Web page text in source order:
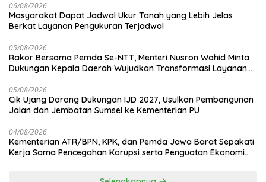
06/08/2026
Masyarakat Dapat Jadwal Ukur Tanah yang Lebih Jelas
Berkat Layanan Pengukuran Terjadwal
05/08/2026
Rakor Bersama Pemda Se-NTT, Menteri Nusron Wahid Minta
Dukungan Kepala Daerah Wujudkan Transformasi Layanan
05/08/2026
Cik Ujang Dorong Dukungan IJD 2027, Usulkan Pembangunan
Jalan dan Jembatan Sumsel ke Kementerian PU
04/08/2026
Kementerian ATR/BPN, KPK, dan Pemda Jawa Barat Sepakati
Kerja Sama Pencegahan Korupsi serta Penguatan Ekonomi